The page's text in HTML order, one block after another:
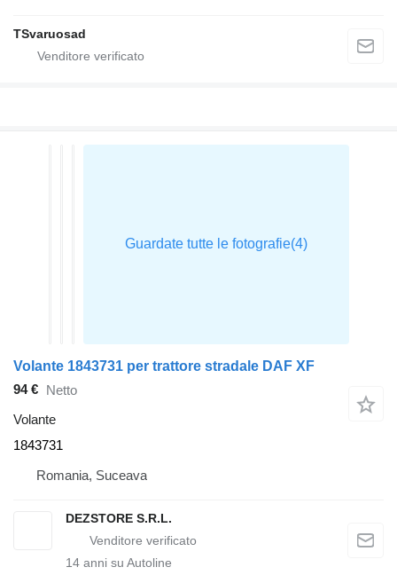
TSvaruosad
Volante 1843731 per trattore stradale DAF XF
94 €
Netto
Volante
1843731
Romania, Suceava
DEZSTORE S.R.L.
14 anni su Autoline